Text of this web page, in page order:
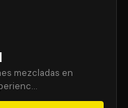
mezcladas en